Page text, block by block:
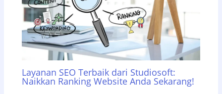
Layanan SEO Terbaik dari Studiosoft:
Naikkan Ranking Website Anda Sekarang!